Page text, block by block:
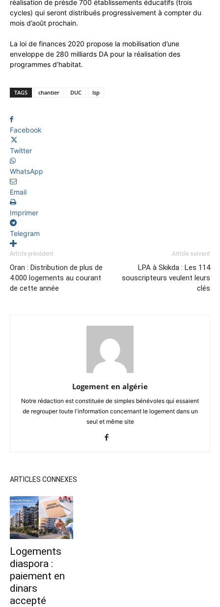
réalisation de prèsde 700 établissements éducatifs (trois
cycles) qui seront distribués progressivement à compter du
mois d’août prochain.
La loi de finances 2020 propose la mobilisation d’une
enveloppe de 280 milliards DA pour la réalisation des
programmes d’habitat.
TAGS chantier DUC lsp
Facebook
Twitter
WhatsApp
Email
Imprimer
Telegram
Article précédent
Oran : Distribution de plus de
4.000 logements au courant
de cette année
Article suivant
LPA à Skikda : Les 114
souscripteurs veulent leurs
clés
Logement en algérie
Notre rédaction est constituée de simples bénévoles qui essaient
de regrouper toute l'information concernant le logement dans un
seul et même site
ARTICLES CONNEXES
Logements
diaspora :
paiement en
dinars
accepté